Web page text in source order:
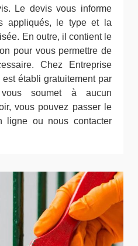
Le devis vous informe
appliqués, le type et la
En outre, il contient le
pour vous permettre de
Chez Entreprise
établi gratuitement par
soumet à aucun
vous pouvez passer le
ligne ou nous contacter